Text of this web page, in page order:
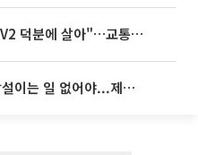
'굿 윌 헌팅' 배우 "기아 EV2 덕분에 살아"…교통사고 후 안전성 극찬
李대통령 “청년이 결혼 망설이는 일 없어야...제도상 불이익 조사”